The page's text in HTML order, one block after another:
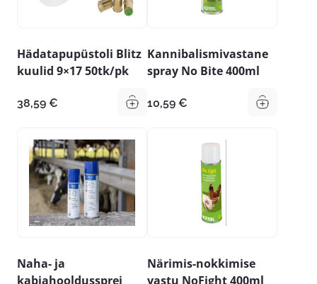
Hädatapupüstoli Blitz
kuulid 9×17 50tk/pk
38,59 €
Kannibalismivastane
spray No Bite 400ml
10,59 €
Naha- ja
kabjahooldussprei
Närimis-nokkimise
vastu NoFight 400ml